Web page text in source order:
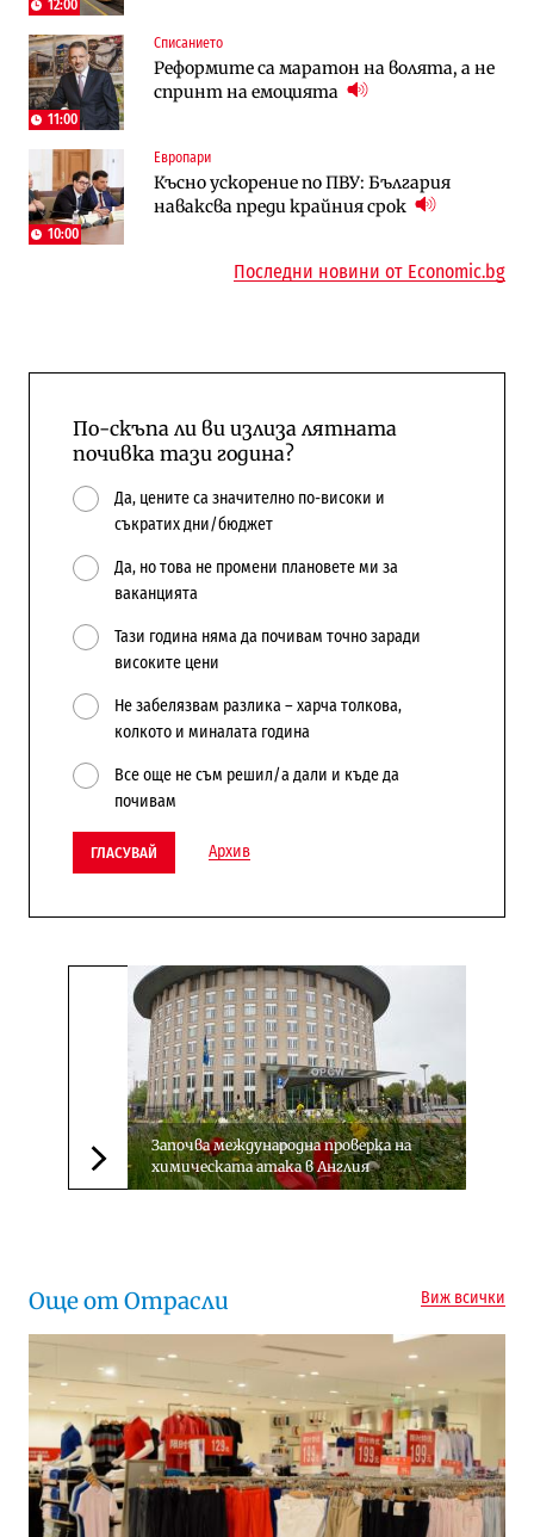
12:00
11:00
Списанието
Реформите са маратон на волята, а не
спринт на емоцията
10:00
Европари
Късно ускорение по ПВУ: България
наваксва преди крайния срок
Енергетика
АЕЦ „Козлодуй“ ще работи само още
няколко седмици, ако сушата продължи
Енергетика
Държавният ТЕЦ „Марица изток 2“
работи с 5 блока
To:know
Последни дни с обозначаване на цените
в лева: Какво предстои?
Компании
„Ендуросат“ ще строи огромен
космически и отбранителен център в
Последни новини от Economic.bg
По-скъпа ли ви излиза лятната
почивка тази година?
Да, цените са значително по-високи и
съкратих дни/бюджет
Да, но това не промени плановете ми за
ваканцията
Тази година няма да почивам точно заради
високите цени
Не забелязвам разлика – харча толкова,
колкото и миналата година
Все още не съм решил/а дали и къде да
почивам
ГЛАСУВАЙ Архив
Следваща новина
Започва международна проверка на
химическата атака в Англия
Още от Отрасли Виж всички